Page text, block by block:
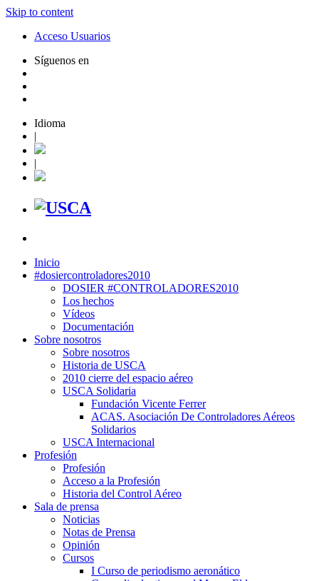
Skip to content
Acceso Usuarios
Síguenos en
Idioma
|
|
Inicio
#dosiercontroladores2010
DOSIER #CONTROLADORES2010
Los hechos
Vídeos
Documentación
Sobre nosotros
Sobre nosotros
Historia de USCA
2010 cierre del espacio aéreo
USCA Solidaria
Fundación Vicente Ferrer
ACAS. Asociación De Controladores Aéreos
Solidarios
USCA Internacional
Profesión
Profesión
Acceso a la Profesión
Historia del Control Aéreo
Sala de prensa
Noticias
Notas de Prensa
Opinión
Cursos
I Curso de periodismo aeronático